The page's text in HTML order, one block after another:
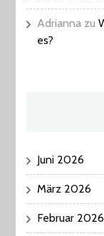
Adrianna zu
es?
Juni 2026
März 2026
Februar 2026